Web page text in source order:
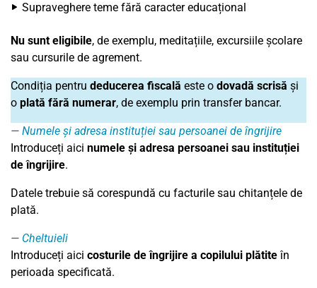
Supraveghere teme fără caracter educațional
Nu sunt eligibile, de exemplu, meditațiile, excursiile școlare
sau cursurile de agrement.
Condiția pentru deducerea fiscală este o dovadă scrisă și
o plată fără numerar, de exemplu prin transfer bancar.
Numele și adresa instituției sau persoanei de îngrijire
Introduceți aici numele și adresa persoanei sau instituției
de îngrijire.
Datele trebuie să corespundă cu facturile sau chitanțele de
plată.
Cheltuieli
Introduceți aici costurile de îngrijire a copilului plătiteîn
perioada specificată.